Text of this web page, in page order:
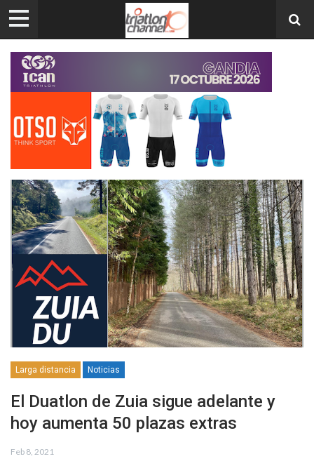
Larga distancia Noticias
El Duatlon de Zuia sigue adelante y
hoy aumenta 50 plazas extras
Feb 8, 2021